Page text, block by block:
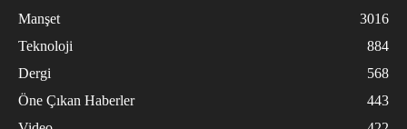
Manşet
3016
Teknoloji
884
Dergi
568
Öne Çıkan Haberler
443